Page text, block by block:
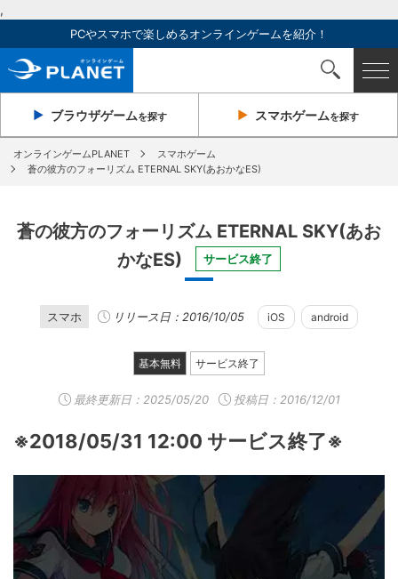
,
PCやスマホで楽しめるオンラインゲームを紹介！
ブラウザゲームを探す スマホゲームを探す
オンラインゲームPLANET
スマホゲーム
蒼の彼方のフォーリズム ETERNAL SKY(あおかなES)
蒼の彼方のフォーリズム ETERNAL SKY(あお
かなES)
サービス終了
スマホ リリース日：2016/10/05 iOS android
基本無料 サービス終了
最終更新日： 2025/05/20 投稿日：2016/12/01
※2018/05/31 12:00 サービス終了※